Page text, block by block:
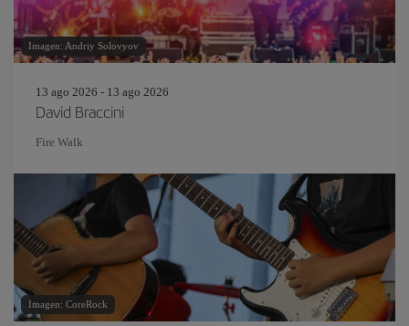
Imagen: Andriy Solovyov
13 ago 2026 - 13 ago 2026
David Braccini
Fire Walk
Imagen: CoreRock